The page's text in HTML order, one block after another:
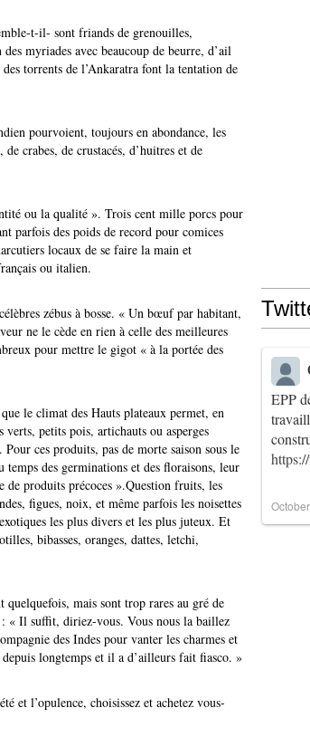
t-il- sont friands de grenouilles,
myriades avec beaucoup de beurre, d’ail
torrents de l’Ankaratra font la tentation de
pourvoient, toujours en abondance, les
crabes, de crustacés, d’huitres et de
ou la qualité ». Trois cent mille porcs pour
parfois des poids de record pour comices
locaux de se faire la main et
ou italien.
zébus à bosse. « Un bœuf par habitant,
ne le cède en rien à celle des meilleures
pour mettre le gigot « à la portée des
le climat des Hauts plateaux permet, en
petits pois, artichauts ou asperges
ces produits, pas de morte saison sous le
des germinations et des floraisons, leur
de produits précoces ».Question fruits, les
figues, noix, et même parfois les noisettes
les plus divers et les plus juteux. Et
bibasses, oranges, dattes, letchi,
quelquefois, mais sont trop rares au gré de
: « Il suffit, diriez-vous. Vous nous la baillez
des Indes pour vanter les charmes et
longtemps et il a d’ailleurs fait fiasco. »
et l’opulence, choisissez et achetez vous-
EPP